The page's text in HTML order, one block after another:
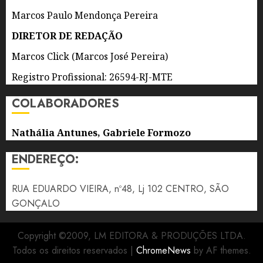
5 DE
AGOSTO
0
Marcos Paulo Mendonça Pereira
DIRETOR DE REDAÇÃO
Marcos Click (Marcos José Pereira)
Registro Profissional: 26594-RJ-MTE
COLABORADORES
Nathália Antunes, Gabriele Formozo
ENDEREÇO:
RUA EDUARDO VIEIRA, nº48, Lj 102 CENTRO, SÃO
GONÇALO
Copyright ©2009, LM EDITORA & PRODUÇÕES LTDA.
Todos os direitos reservados | ChromeNews by AF themes.